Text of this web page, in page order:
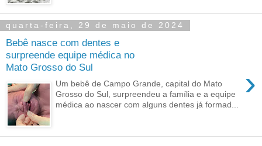
quarta-feira, 29 de maio de 2024
Bebê nasce com dentes e
surpreende equipe médica no
Mato Grosso do Sul
›
Um bebê de Campo Grande, capital do Mato
Grosso do Sul, surpreendeu a família e a equipe
médica ao nascer com alguns dentes já formad...